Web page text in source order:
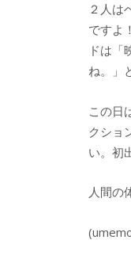
２人は
ですよ
ドは「
ね。」
この日
クショ
い。初
人間の